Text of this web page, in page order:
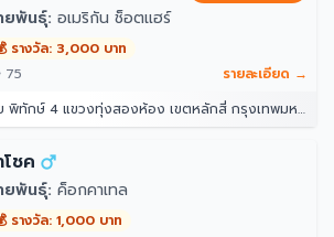
ยพันธุ์: อเมริกัน ช็อตแฮร์
รางวัล: 3,000 บาท
75
รายละเอียด →
ทักษ์ 4 แขวงทุ่งสองห้อง เขตหลักสี่ กรุงเทพมหานคร 10210
โชค
ยพันธุ์: ค็อกคาเทล
รางวัล: 1,000 บาท